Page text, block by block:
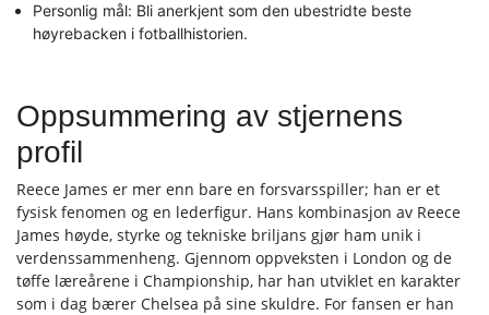
Personlig mål: Bli anerkjent som den ubestridte beste
høyrebacken i fotballhistorien.
Oppsummering av stjernens
profil
Reece James er mer enn bare en forsvarsspiller; han er et
fysisk fenomen og en lederfigur. Hans kombinasjon av Reece
James høyde, styrke og tekniske briljans gjør ham unik i
verdenssammenheng. Gjennom oppveksten i London og de
tøffe læreårene i Championship, har han utviklet en karakter
som i dag bærer Chelsea på sine skuldre. For fansen er han